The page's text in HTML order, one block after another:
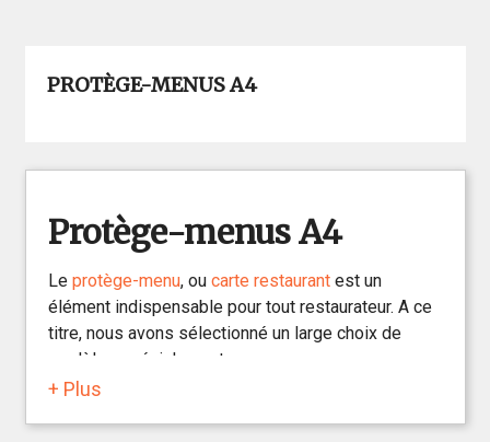
PROTÈGE-MENUS A4
Protège-menus A4
Le protège-menu, ou carte restaurantest un
élément indispensable pour tout restaurateur. A ce
titre, nous avons sélectionné un large choix de
modèles spécialement pour vous, comme par
exemple des
+ Plus